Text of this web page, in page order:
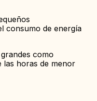
consumo de energía
como
las horas de menor